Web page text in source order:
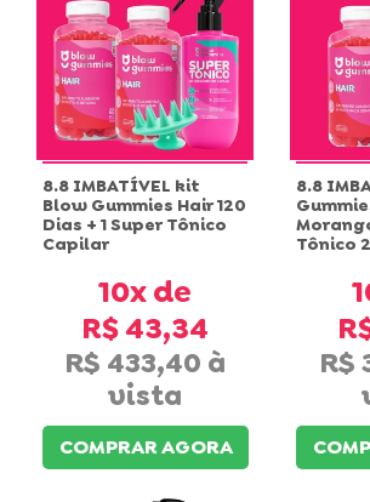
8.8 IMBATÍVEL kit
Blow Gummies Hair 120
Dias + 1 Super Tônico
Capilar
R$ 433,40
10x
R$ 43,34
COMPRAR AGORA
8.8
Tônico
R$